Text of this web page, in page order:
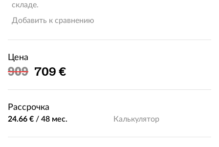
складе.
Добавить к сравнению
Цена
909 Льготная цена
709 €
Рассрочка
24.66 € / 48 мес. Калькулятор